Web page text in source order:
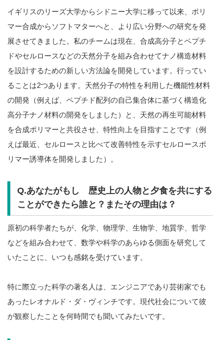
イギリスのリーズ大学からシドニー大学に移って以来、ポリ
マー合成からソフトマターへと、より広い分野への研究を発
展させてきました。私のチームは現在、合成高分子とペプチ
ドやセルロースなどの天然分子を組み合わせてナノ構造材料
を設計するための新しい方法論を開発しています。行ってい
ることは2つあります。天然分子の特性を利用した機能性材料
の開発（例えば、ペプチド配列の自己集合体に基づく構造化
高分子ナノ材料の開発をしました）と、天然の再生可能材料
を合成ポリマーと共役させ、特性向上を目指すことです（例
えば最近、セルロースと比べて改善特性を示すセルロースポ
リマー誘導体を開発しました）。
Q.あなたがもし 歴史上の人物と夕食を共にする
ことができたら誰と？またその理由は？
原初の科学者たちが、化学、物理学、生物学、地質学、哲学
などを組み合わせて、数学や科学のあらゆる側面を研究して
いたことに、いつも感銘を受けています。
特に際立った科学の著名人は、エンジニアであり芸術家でも
あったレオナルド・ダ・ヴィンチです。現代社会について彼
が観察したことを何時間でも聞いてみたいです。